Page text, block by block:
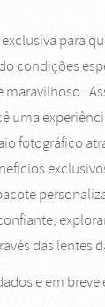
para
condições
maravilhoso.
uma
fotográfico
das lentes
e em